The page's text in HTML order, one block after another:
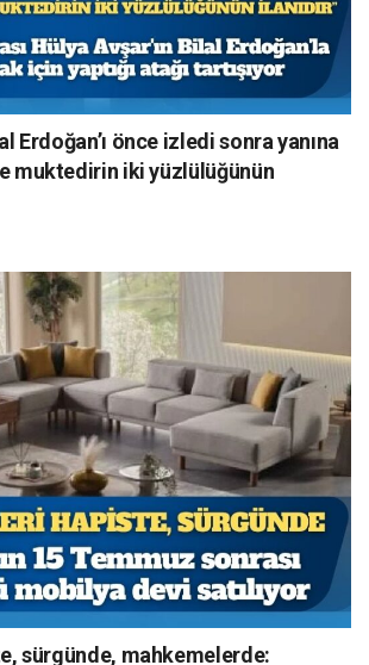
Erdoğan’ı önce izledi sonra yanına
muktedirin iki yüzlülüğünün
sürgünde, mahkemelerde: